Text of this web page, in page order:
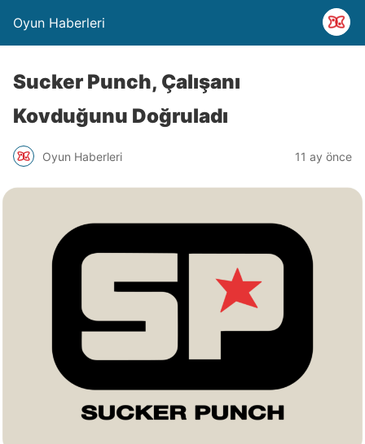
Oyun Haberleri
Sucker Punch, Çalışanı
Kovduğunu Doğruladı
Oyun Haberleri 11 ay önce